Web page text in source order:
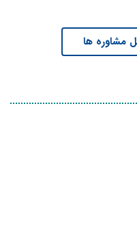
مشاوره ها